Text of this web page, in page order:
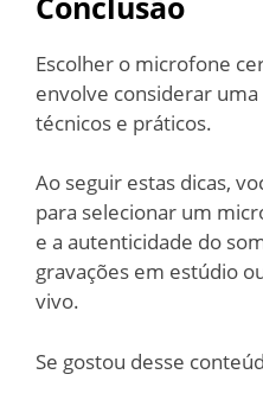
Escolher o microfone
envolve considerar
técnicos e práticos.
Ao seguir estas dicas,
para selecionar um
e a autenticidade do
gravações em estúdio
vivo.
Se gostou desse